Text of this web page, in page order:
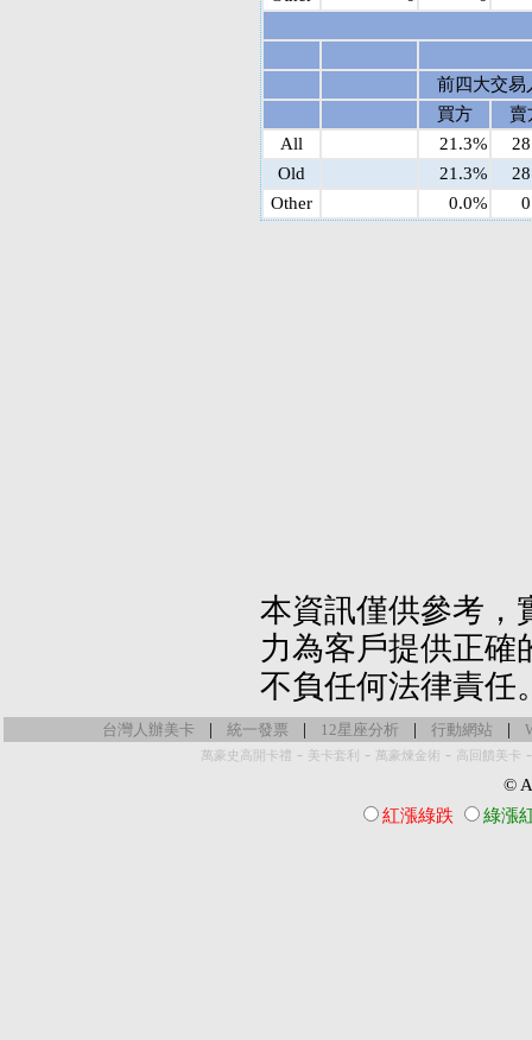
前四大交易
買方
賣
All
21.3%
Old
21.3%
Other
0.0%
本資訊僅供參考，
力為客戶提供正確
不負任何法律責任
台灣人辦美卡 | 統一發票 | 12星座分析 | 行動網站 |
萬豪史高開卡禮 - 美卡套利 - 萬豪煉金術 - 高回饋美卡
©
紅漲綠跌
綠漲